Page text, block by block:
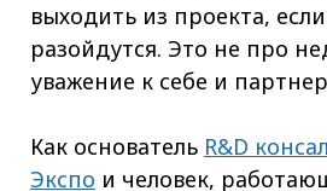
выходить из проекта,
разойдутся. Это не про
уважение к себе и
Как основатель R&D
Экспо и человек,